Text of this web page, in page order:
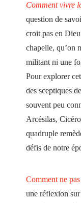
Comment vivre
question de
croit pas en
chapelle, qu’on
militant ni une
Pour explorer
des sceptiques
souvent peu
Arcésilas,
quadruple
défis de notre
Comment ne
une réflexion